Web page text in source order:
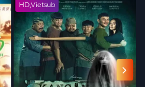
HD,Vietsub